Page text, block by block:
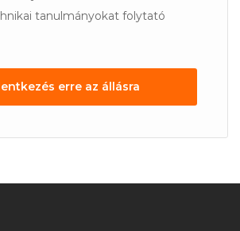
tanulmányokat folytató
erre az állásra